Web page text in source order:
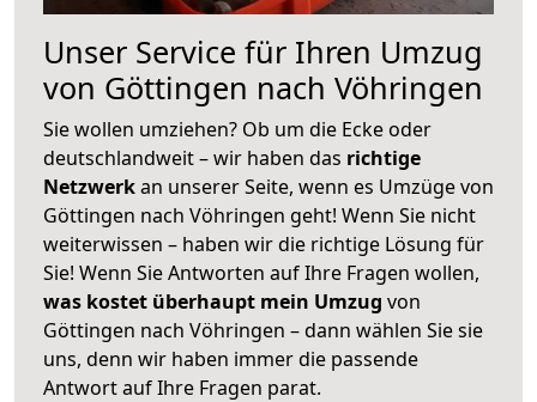
Unser Service für Ihren Umzug
von Göttingen nach Vöhringen
Sie wollen umziehen? Ob um die Ecke oder
deutschlandweit – wir haben das richtige
Netzwerkan unserer Seite, wenn es Umzüge von
Göttingen nach Vöhringen geht! Wenn Sie nicht
weiterwissen – haben wir die richtige Lösung für
Sie! Wenn Sie Antworten auf Ihre Fragen wollen,
was kostet überhaupt mein Umzug von
Göttingen nach Vöhringen – dann wählen Sie sie
uns, denn wir haben immer die passende
Antwort auf Ihre Fragen parat.